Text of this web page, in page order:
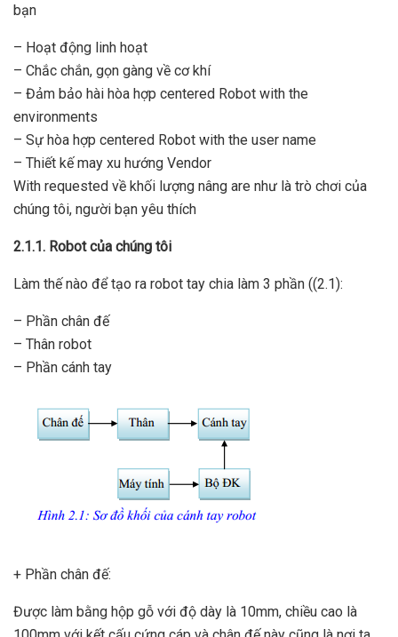
bạn
– Hoạt động linh hoạt
– Chắc chắn, gọn gàng về cơ khí
– Đảm bảo hài hòa hợp centered Robot with the
environments
– Sự hòa hợp centered Robot with the user name
– Thiết kế may xu hướng Vendor
With requested về khối lượng nâng are như là trò chơi của
chúng tôi, người bạn yêu thích
2.1.1. Robot của chúng tôi
Làm thế nào để tạo ra robot tay chia làm 3 phần ((2.1):
– Phần chân đế
– Thân robot
– Phần cánh tay
+ Phần chân đế:
Được làm bằng hộp gỗ với độ dày là 10mm, chiều cao là